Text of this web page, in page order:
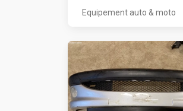
Equipement auto & moto